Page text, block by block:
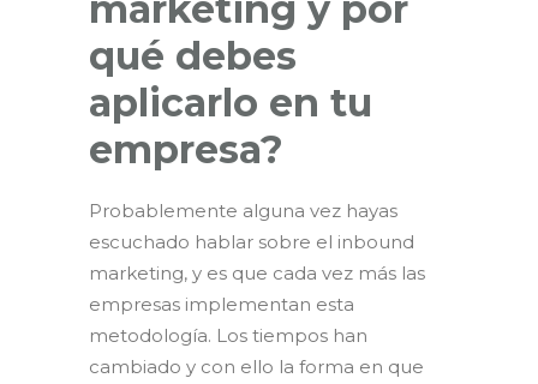
qué debes
aplicarlo en tu
empresa?
Probablemente alguna vez hayas
escuchado hablar sobre el inbound
marketing, y es que cada vez más las
empresas implementan esta
metodología. Los tiempos han
cambiado y con ello la forma en que